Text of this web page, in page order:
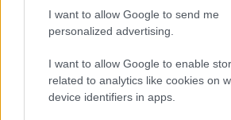
I want to allow Google to send me
personalized advertising.
I want to allow Google to enable
related to analytics like cookies on
device identifiers in apps.
Kamieniarz II Golemki vs. Borowiec
żywo, transmisja
Wynik meczu Kamieniarz II Golemki - Borowiec
naszej stronie zaraz po jego zakończeniu.
meczowych, zajrzyj tutaj:Kamieniarz II
Straszęcin - wynik, składy, strzelcy
Jeżeli w internecie lub TV dostępna jest